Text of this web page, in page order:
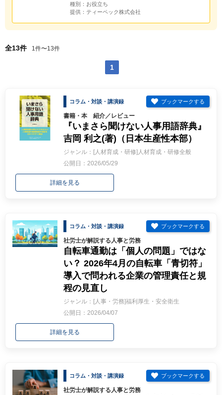
種別： お役立ち
提供： ティーペック株式会社
全13件 1件〜13件
1
コラム・対談・講演録
書籍・本 紹介／レビュー
『いまさら聞けない人事用語辞典』
吉岡 利之(著)（日本生産性本部）
ジャンル：[人材育成・研修]人材育成・研修全般
公開日：2026/05/29
詳細を見る
コラム・対談・講演録
社労士が解説する人事と労務
自転車通勤は「個人の問題」ではな
い？ 2026年4月の自転車「青切符」
導入で問われる企業の管理責任と規
程の見直し
ジャンル：[人事・労務]福利厚生・安全衛生
公開日：2026/04/07
詳細を見る
コラム・対談・講演録
社労士が解説する人事と労務